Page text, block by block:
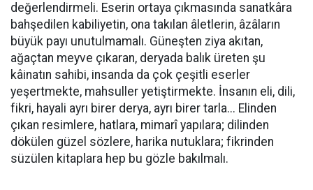
değerlendirmeli. Eserin ortaya çıkmasında sanatkâra
bahşedilen kabiliyetin, ona takılan âletlerin, âzâların
büyük payı unutulmamalı. Güneşten ziya akıtan,
ağaçtan meyve çıkaran, deryada balık üreten şu
kâinatın sahibi, insanda da çok çeşitli eserler
yeşertmekte, mahsuller yetiştirmekte. İnsanın eli, dili,
fikri, hayali ayrı birer derya, ayrı birer tarla... Elinden
çıkan resimlere, hatlara, mimarî yapılara; dilinden
dökülen güzel sözlere, harika nutuklara; fikrinden
süzülen kitaplara hep bu gözle bakılmalı.